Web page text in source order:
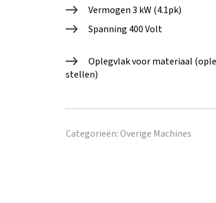
Vermogen 3 kW (4.1pk)
Spanning 400 Volt
Oplegvlak voor materiaal
stellen)
Categorieën:Overige Machines